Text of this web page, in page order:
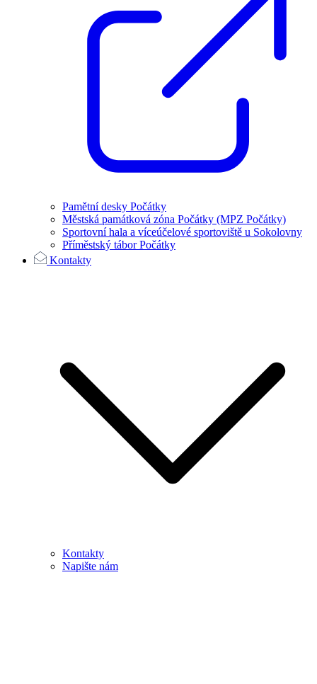
Pamětní desky Počátky
Městská památková zóna Počátky (MPZ Počátky)
Sportovní hala a víceúčelové sportoviště u Sokolovny
Příměstský tábor Počátky
Kontakty
Kontakty
Napište nám